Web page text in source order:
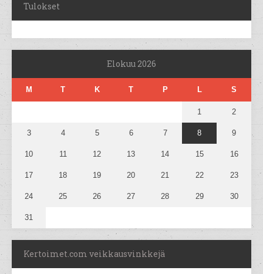
Tulokset
Elokuu 2026
M T K T P L S
1 2
3 4 5 6 7 8 9
10 11 12 13 14 15 16
17 18 19 20 21 22 23
24 25 26 27 28 29 30
31
Kertoimet.com veikkausvinkkejä